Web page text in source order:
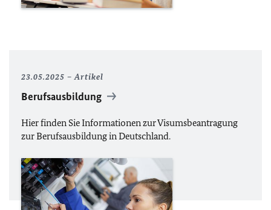
23.05.2025 Artikel
Berufsausbildung
Hier finden Sie Informationen zur Visumsbeantragung
zur Berufsausbildung in Deutschland.